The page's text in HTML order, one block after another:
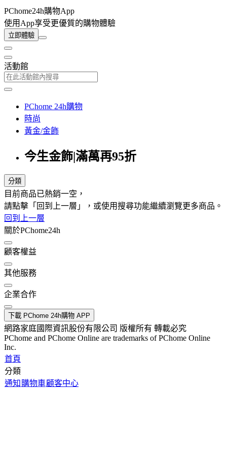
PChome24h購物App
使用App享受更優質的購物體驗
立即體驗
活動館
PChome 24h購物
時尚
黃金/金飾
今生金飾|滿萬再95折
分類
目前商品已熱銷一空，
請點擊「回到上一層」，或使用搜尋功能繼續瀏覽更多商品。
回到上一層
關於PChome24h
顧客權益
其他服務
企業合作
下載 PChome 24h購物 APP
網路家庭國際資訊股份有限公司 版權所有 轉載必究
PChome and PChome Online are trademarks of PChome Online
Inc.
首頁
分類
通知 購物車顧客中心